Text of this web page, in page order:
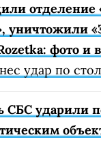
отделение
уничтожили
фото и
удар по
СБС ударили